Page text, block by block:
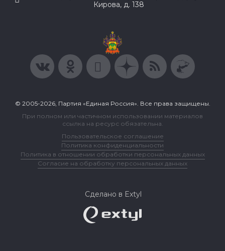
Кирова, д. 138
© 2005-2026, Партия «Единая Россия». Все права защищены.
При полном или частичном использовании материалов
ссылка на ресурс обязательна.
Пользовательское соглашение
Политика конфиденциальности
Политика в отношении обработки персональных данных
Согласие на обработку персональных данных
Сделано в Extyl